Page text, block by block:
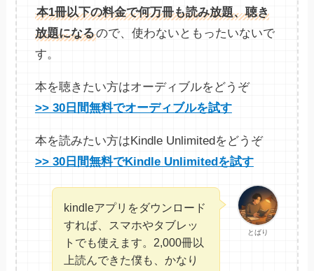
本1冊以下の料金で何万冊も読み放題、聴き
放題になるので、使わないともったいないで
す。
本を聴きたい方はオーディブルをどうぞ
>> 30日間無料でオーディブルを試す
本を読みたい方はKindle Unlimitedをどうぞ
>> 30日間無料でKindle Unlimitedを試す
とばり
kindleアプリをダウンロード
すれば、スマホやタブレッ
トでも使えます。2,000冊以
上読んできた僕も、かなり